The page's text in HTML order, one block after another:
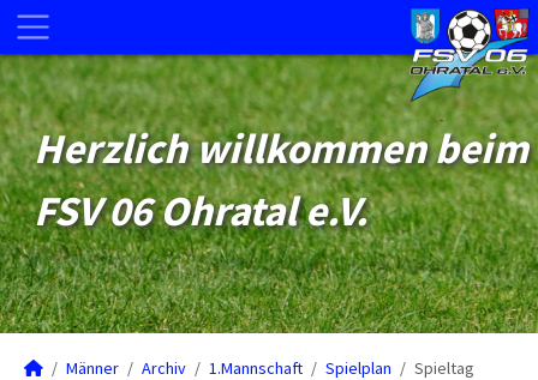
Herzlich willkommen beim
FSV 06 Ohratal e.V.
Männer Archiv 1.Mannschaft Spielplan Spieltag